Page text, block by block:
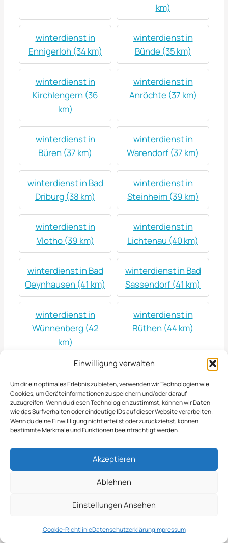
Einwilligung verwalten
Um dir ein optimales Erlebnis zu bieten, verwenden wir Technologien wie
Cookies, um Geräteinformationen zu speichern und/oder darauf
zuzugreifen. Wenn du diesen Technologien zustimmst, können wir Daten
wie das Surfverhalten oder eindeutige IDs auf dieser Website verarbeiten.
Wenn du deine Einwillligung nicht erteilst oder zurückziehst, können
bestimmte Merkmale und Funktionen beeinträchtigt werden.
Akzeptieren
Ablehnen
Einstellungen Ansehen
Cookie-RichtlinieDatenschutzerklärungImpressum
km)
winterdienst in
Ennigerloh (34 km)
winterdienst in
Bünde (35 km)
winterdienst in
Kirchlengern (36
km)
winterdienst in
Anröchte (37 km)
winterdienst in
Büren (37 km)
winterdienst in
Warendorf (37 km)
winterdienst in Bad
Driburg (38 km)
winterdienst in
Steinheim (39 km)
winterdienst in
Vlotho (39 km)
winterdienst in
Lichtenau (40 km)
winterdienst in Bad
Oeynhausen (41 km)
winterdienst in Bad
Sassendorf (41 km)
winterdienst in
Wünnenberg (42
km)
winterdienst in
Rüthen (44 km)
Soest (44 km)
Ahlen (45 km)
winterdienst in
Hüllhorst (46 km)
winterdienst in
Porta Westfalica (47
winterdienst in
Preußisch Oldendorf
(47 km)
winterdienst in
Sendenhorst (47
winterdienst in
winterdienst in